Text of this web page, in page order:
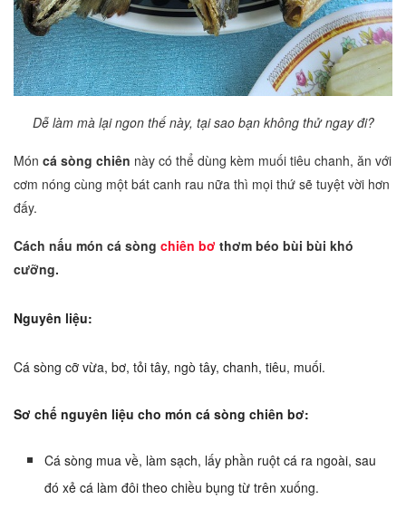
Dễ làm mà lại ngon thế này, tại sao bạn không thử ngay đi?
Món cá sòng chiên này có thể dùng kèm muối tiêu chanh, ăn với
cơm nóng cùng một bát canh rau nữa thì mọi thứ sẽ tuyệt vời hơn
đấy.
Cách nấu món cá sòng chiên bơ thơm béo bùi bùi khó
cưỡng.
Nguyên liệu:
Cá sòng cỡ vừa, bơ, tỏi tây, ngò tây, chanh, tiêu, muối.
Sơ chế nguyên liệu cho món cá sòng chiên bơ:
Cá sòng mua về, làm sạch, lấy phần ruột cá ra ngoài, sau
đó xẻ cá làm đôi theo chiều bụng từ trên xuống.